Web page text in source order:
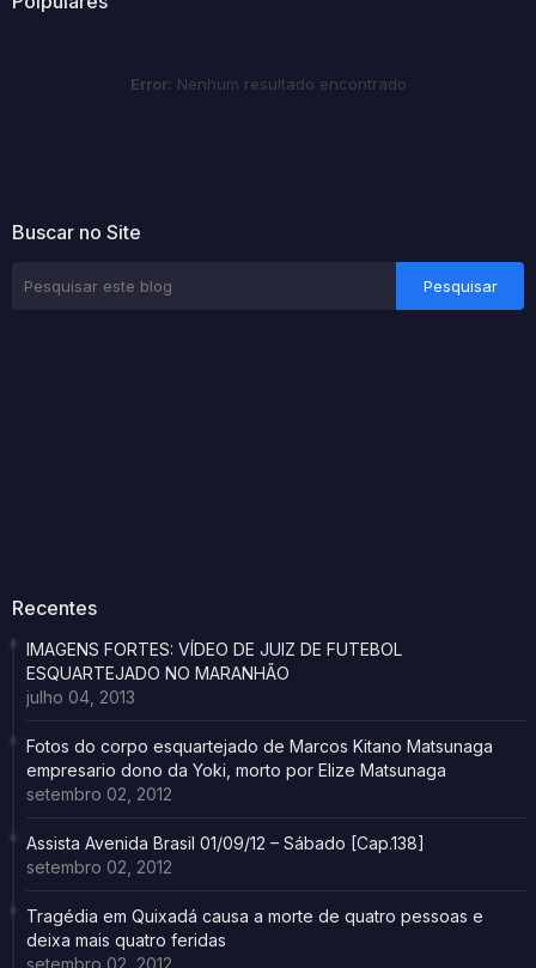
Error: Nenhum resultado encontrado
Buscar no Site
Recentes
IMAGENS FORTES: VÍDEO DE JUIZ DE FUTEBOL
ESQUARTEJADO NO MARANHÃO
julho 04, 2013
Fotos do corpo esquartejado de Marcos Kitano Matsunaga
empresario dono da Yoki, morto por Elize Matsunaga
setembro 02, 2012
Assista Avenida Brasil 01/09/12 – Sábado [Cap.138]
setembro 02, 2012
Tragédia em Quixadá causa a morte de quatro pessoas e
deixa mais quatro feridas
setembro 02, 2012